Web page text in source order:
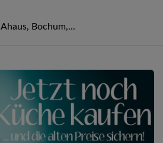
Ahaus, Bochum,...